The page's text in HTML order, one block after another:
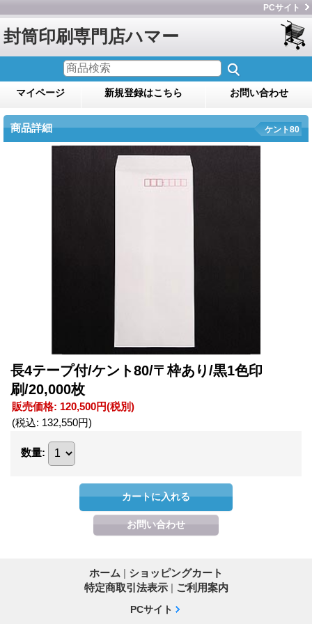
PCサイト
封筒印刷専門店ハマー
マイページ 新規登録はこちら お問い合わせ
商品詳細 ケント80
長4テープ付/ケント80/〒枠あり/黒1色印
刷/20,000枚
販売価格: 120,500円(税別)
(税込: 132,550円)
数量:
ホーム | ショッピングカート
特定商取引法表示 | ご利用案内
PCサイト